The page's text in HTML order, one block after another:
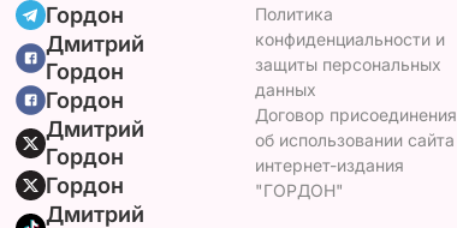
Гордон
Дмитрий
Гордон
Гордон
Дмитрий
Гордон
Гордон
Дмитрий
Политика
конфиденциальности и
защиты персональных
данных
Договор присоединения
об использовании сайта
интернет-издания
"ГОРДОН"